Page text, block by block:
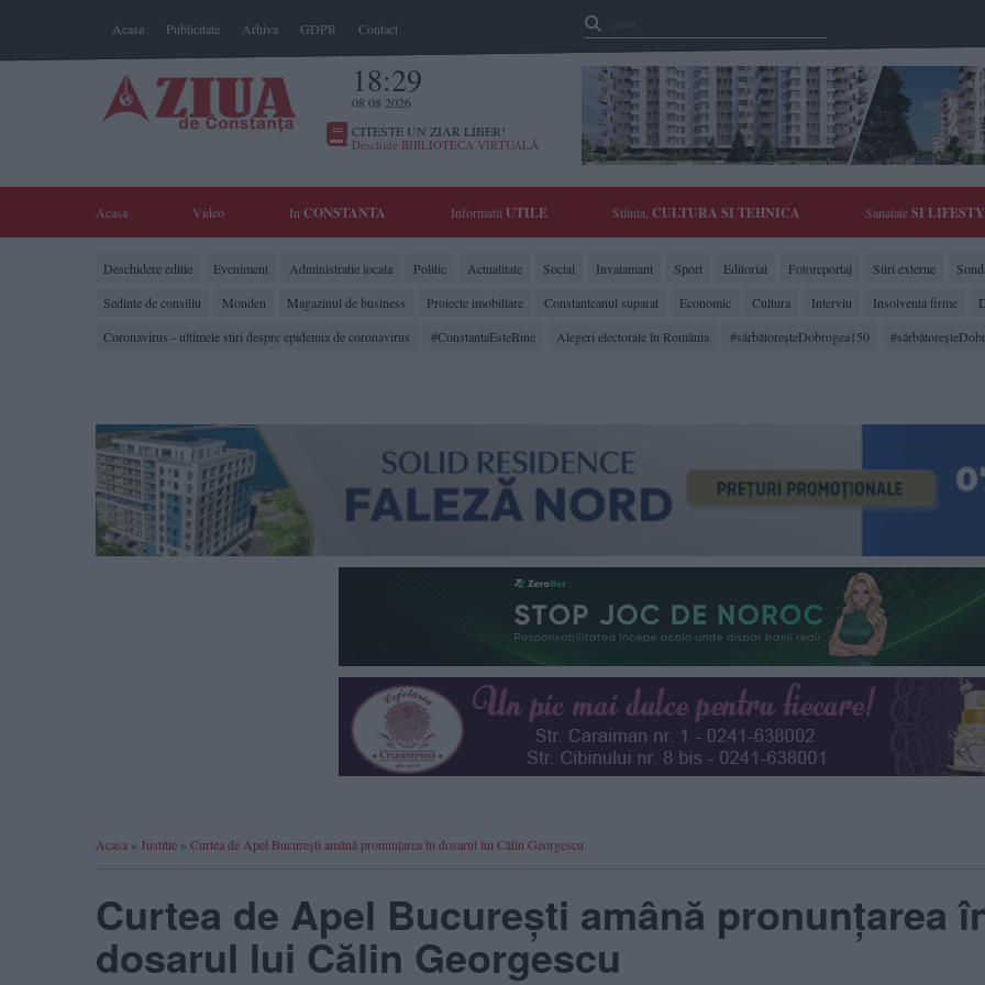
Acasa Publicitate Arhiva GDPR Contact
18:29
08 08 2026
CITESTE UN ZIAR LIBER!
Deschide BIBLIOTECA VIRTUALĂ
Acasa Video In CONSTANTA Informatii UTILE Stiinta, CULTURA SI TEHNICA SanatateSI
Deschidere editie Eveniment Administratie locala Politic Actualitate Social Invatamant Sport Editorial Fotoreportaj Stiri externe
Sedinte de consiliu
Monden Magazinul de business Proiecte imobiliare Constanteanul suparat Economic Cultura Interviu Insolventa firme
Coronavirus - ultimele stiri despre epidemia de coronavirus
#ConstantaEsteBine Alegeri electorale în România #sărbătoreşteDobrogea150
Acasa » Justitie » Curtea de Apel București amână pronunțarea în dosarul lui Călin Georgescu
Curtea de Apel București amână pronunțarea
dosarul lui Călin Georgescu